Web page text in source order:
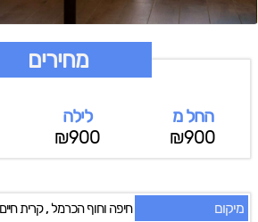
מחירים
החל מ
₪900
לילה
₪900
מיקום חיפה וחוף הכרמל,קרית חיים